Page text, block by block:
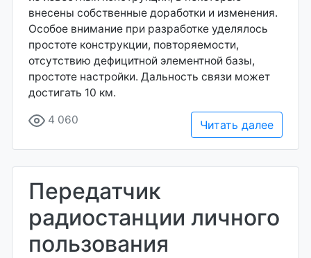
внесены собственные доработки и изменения.
Особое внимание при разработке уделялось
простоте конструкции, повторяемости,
отсутствию дефицитной элементной базы,
простоте настройки. Дальность связи может
достигать 10 км.
4 060 Читать далее
Передатчик
радиостанции личного
пользования